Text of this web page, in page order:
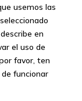
usemos las
en
el uso de
favor, ten
funcionar